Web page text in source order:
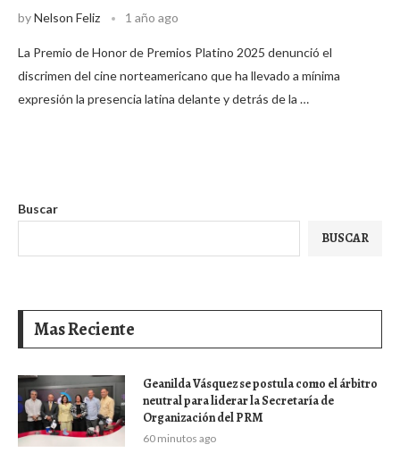
byNelson Feliz 1 año ago
La Premio de Honor de Premios Platino 2025 denunció el
discrimen del cine norteamericano que ha llevado a mínima
expresión la presencia latina delante y detrás de la …
Buscar
BUSCAR
Mas Reciente
Geanilda Vásquez se postula como el árbitro
neutral para liderar la Secretaría de
Organización del PRM
60 minutos ago